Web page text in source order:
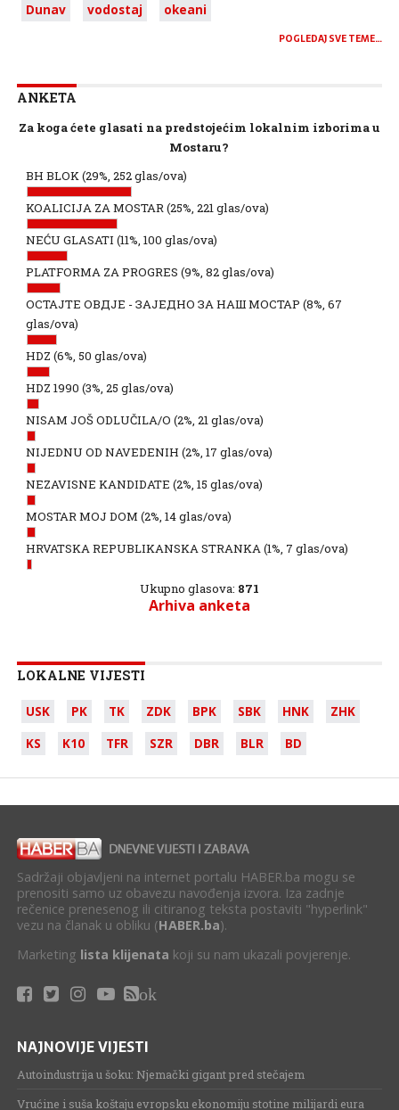
Dunav
vodostaj okeani
POGLEDAJ SVE TEME…
ANKETA
Za koga ćete glasati na predstojećim lokalnim izborima u
Mostaru?
BH BLOK(29%, 252 glas/ova)
KOALICIJA ZA MOSTAR(25%, 221 glas/ova)
NEĆU GLASATI (11%, 100 glas/ova)
PLATFORMA ZA PROGRES (9%, 82 glas/ova)
ОСТАЈТЕ ОВДЈЕ - ЗАЈЕДНО ЗА НАШ МОСТАР (8%, 67
glas/ova)
HDZ (6%, 50 glas/ova)
HDZ 1990 (3%, 25 glas/ova)
NISAM JOŠ ODLUČILA/O (2%, 21 glas/ova)
NIJEDNU OD NAVEDENIH (2%, 17 glas/ova)
NEZAVISNE KANDIDATE (2%, 15 glas/ova)
MOSTAR MOJ DOM (2%, 14 glas/ova)
HRVATSKA REPUBLIKANSKA STRANKA(1%, 7 glas/ova)
Ukupno glasova: 871
Arhiva anketa
LOKALNE VIJESTI
USK PK TK ZDK BPK SBK HNK
ZHK
KS
K10 TFR SZR DBR BLR BD
Sadržaji objavljeni na internet portalu HABER.ba mogu se
prenositi samo uz obavezu navođenja izvora. Iza zadnje
rečenice prenesenog ili citiranog teksta postaviti "hyperlink"
vezu na članak u obliku (HABER.ba).
Marketing lista klijenata koji su nam ukazali povjerenje.
ok
NAJNOVIJE VIJESTI
Autoindustrija u šoku: Njemački gigant pred stečajem
Vrućine i suša koštaju evropsku ekonomiju stotine milijardi eura